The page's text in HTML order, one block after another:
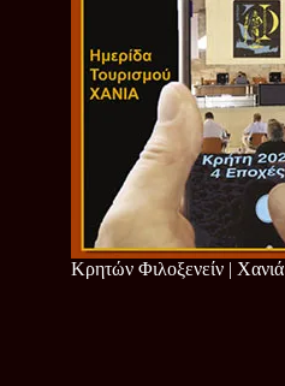
Κρητών Φιλοξενείν | Χανιά